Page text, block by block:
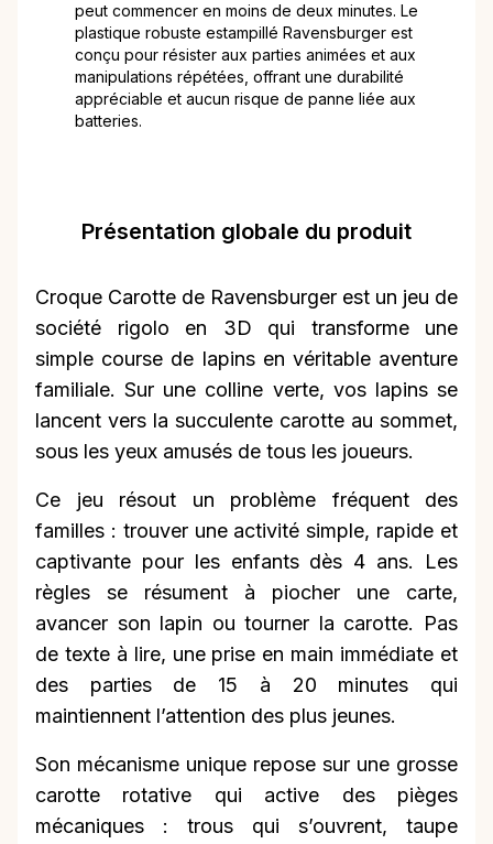
peut commencer en moins de deux minutes. Le
plastique robuste estampillé Ravensburger est
conçu pour résister aux parties animées et aux
manipulations répétées, offrant une durabilité
appréciable et aucun risque de panne liée aux
batteries.
Présentation globale du produit
Croque Carotte de Ravensburger est un jeu de
société rigolo en 3D qui transforme une
simple course de lapins en véritable aventure
familiale. Sur une colline verte, vos lapins se
lancent vers la succulente carotte au sommet,
sous les yeux amusés de tous les joueurs.
Ce jeu résout un problème fréquent des
familles : trouver une activité simple, rapide et
captivante pour les enfants dès 4 ans. Les
règles se résument à piocher une carte,
avancer son lapin ou tourner la carotte. Pas
de texte à lire, une prise en main immédiate et
des parties de 15 à 20 minutes qui
maintiennent l’attention des plus jeunes.
Son mécanisme unique repose sur une grosse
carotte rotative qui active des pièges
mécaniques : trous qui s’ouvrent, taupe